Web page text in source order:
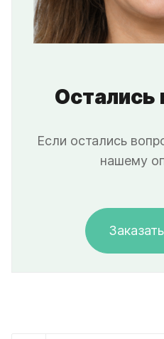
Остались
Если остались
нашему